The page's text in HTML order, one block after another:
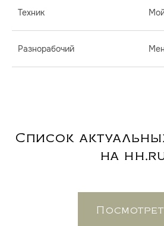
Техник
Разнорабочий
Список
на